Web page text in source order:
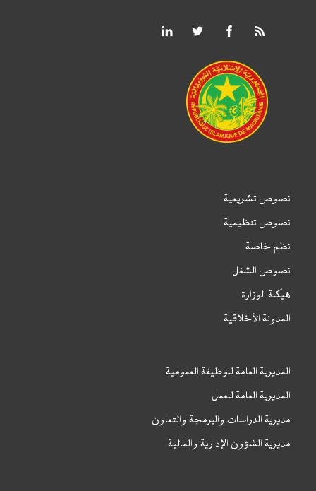
نصوص تشريعية
نصوص تنظيمية
نظم خاصة
نصوص الشغل
هيكلة الوزارة
المدونة الأخلاقية
المديرية العامة للوظيفة العمومية
المديرية العامة للعمل
مديرية الدراسات والبرمجة والتعاون
مديرية الشؤون الإدارية والمالية